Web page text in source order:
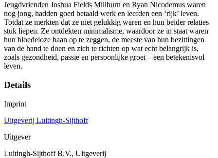
Jeugdvrienden Joshua Fields Millburn en Ryan Nicodemus waren
nog jong, hadden goed betaald werk en leefden een ‘rijk’ leven.
Totdat ze merkten dat ze niet gelukkig waren en hun beider relaties
stuk liepen. Ze ontdekten minimalisme, waardoor ze in staat waren
hun bloedeloze baan op te zeggen, de meeste van hun bezittingen
van de hand te doen en zich te richten op wat echt belangrijk is,
zoals gezondheid, passie en persoonlijke groei – een betekenisvol
leven.
Details
Imprint
Uitgeverij Luitingh-Sijthoff
Uitgever
Luitingh-Sijthoff B.V., Uitgeverij